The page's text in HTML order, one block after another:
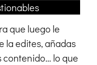
que luego le
la edites, añadas
contenido… lo que